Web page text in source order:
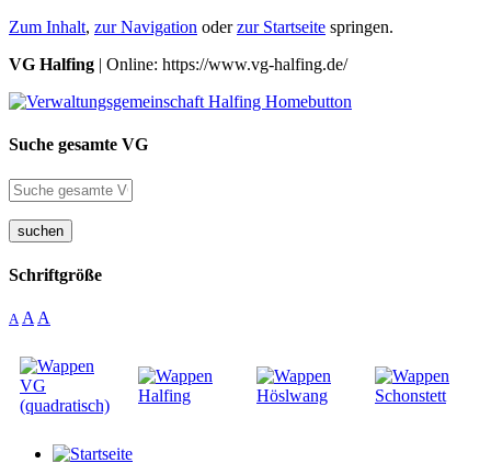
Zum Inhalt, zur Navigation oderzur Startseite springen.
VG Halfing | Online: https://www.vg-halfing.de/
Suche gesamte VG
suchen
Schriftgröße
A A A